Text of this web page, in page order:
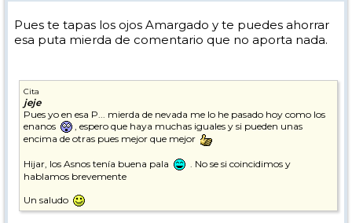
Pues te tapas los ojos Amargado y te puedes ahorrar
esa puta mierda de comentario que no aporta nada.
Cita
jeje
Pues yo en esa P... mierda de nevada me lo he pasado hoy como los
enanos
, espero que haya muchas iguales y si pueden unas
encima de otras pues mejor que mejor
Hijar, los Asnos tenía buena pala
. No se si coincidimos y
hablamos brevemente
Un saludo